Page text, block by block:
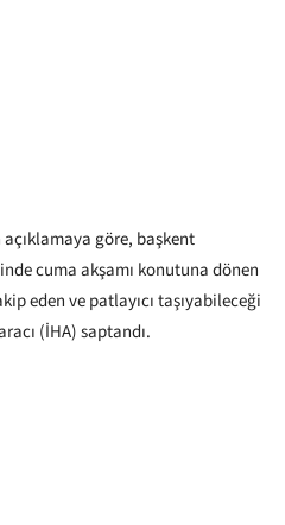
göre, başkent
cuma akşamı konutuna dönen
eden ve patlayıcı taşıyabileceği
(İHA) saptandı.